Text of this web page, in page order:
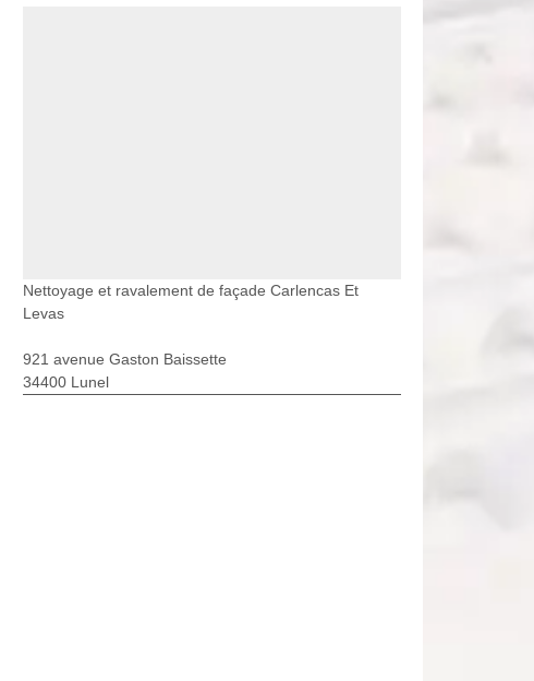
Nettoyage et ravalement de façade Carlencas Et
Levas
921 avenue Gaston Baissette
34400 Lunel